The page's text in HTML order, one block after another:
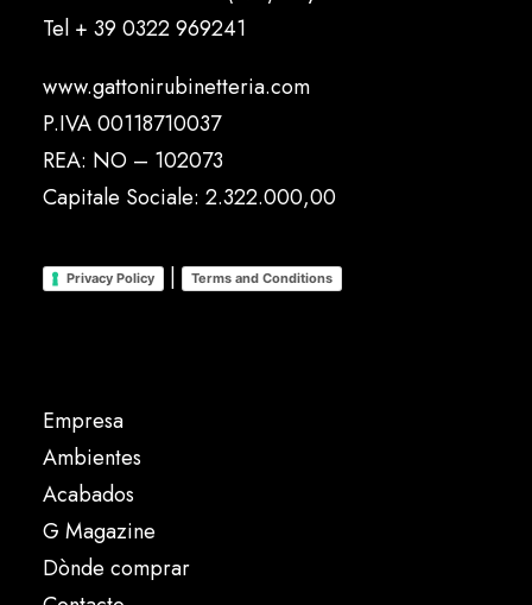
Tel + 39 0322 969241
www.gattonirubinetteria.com
P.IVA 00118710037
REA: NO – 102073
Capitale Sociale: 2.322.000,00
Privacy Policy | Terms and Conditions
Empresa
Ambientes
Acabados
G Magazine
Dònde comprar